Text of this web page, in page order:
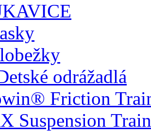
odrážadlá
Friction
Suspension